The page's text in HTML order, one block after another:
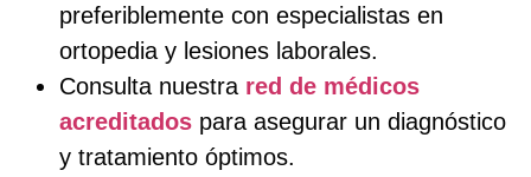
preferiblemente con especialistas en
ortopedia y lesiones laborales.
Consulta nuestra red de médicos
acreditados para asegurar un diagnóstico
y tratamiento óptimos.